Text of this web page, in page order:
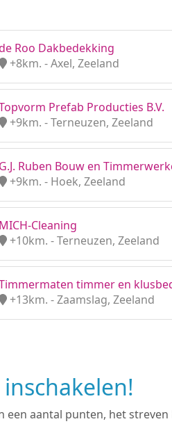
Roo Dakbedekking
+8km. - Axel, Zeeland
Prefab Producties B.V.
+9km. - Terneuzen, Zeeland
G.J. Ruben Bouw en
+9km. - Hoek, Zeeland
MICH-Cleaning
+10km. - Terneuzen, Zeeland
timmer en
+13km. - Zaamslag, Zeeland
een aantal punten, het streven